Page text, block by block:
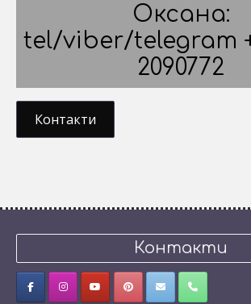
Оксана:
tel/viber/telegram
2090772
Контакти
Контакти